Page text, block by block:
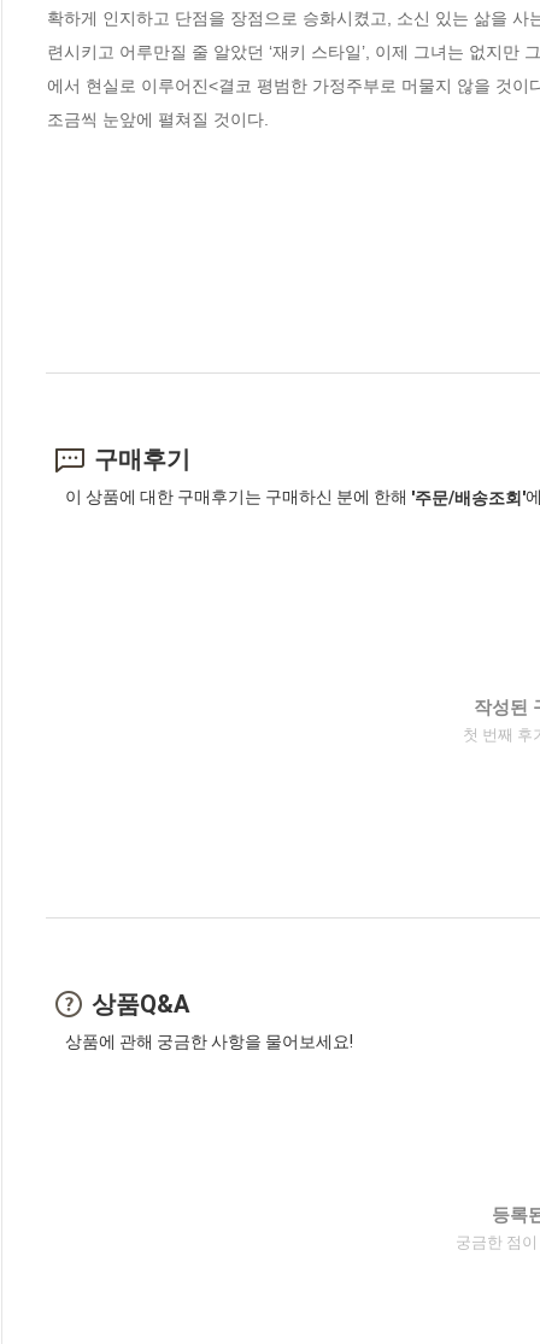
확하게 인지하고 단점을 장점으로 승화시켰고, 소신 있는 삶을
련시키고 어루만질 줄 알았던 ‘재키 스타일’, 이제 그녀는 없지
에서 현실로 이루어진<결코 평범한 가정주부로 머물지 않을 것
조금씩 눈앞에 펼쳐질 것이다.
구매후기
이 상품에 대한 구매후기는 구매하신 분에 한해 '주문/배송조회'
작성된
첫 번째 후
상품Q&A
상품에 관해 궁금한 사항을 물어보세요!
등록
궁금한 점